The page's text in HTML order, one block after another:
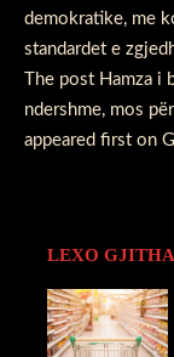
demokratike, me
standardet e
The post Hamza i
ndershme, mos
appeared first on
LEXO